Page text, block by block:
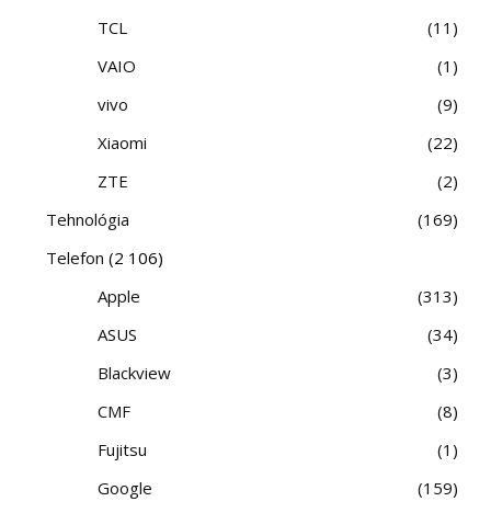
TCL
11
VAIO
1
vivo
9
Xiaomi
22
ZTE
2
Tehnológia
169
Telefon (2 106)
Apple
313
ASUS
34
Blackview
3
CMF
8
Fujitsu
1
Google
159